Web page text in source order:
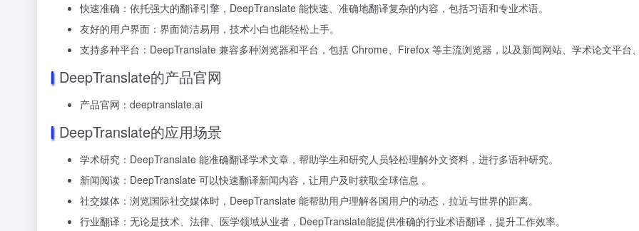
快速准确：依托强大的翻译引擎，DeepTranslate 能快速、准确地翻译复杂的内容，包括习语和专业术语。
友好的用户界面：界面简洁易用，技术小白也能轻松上手。
支持多种平台：DeepTranslate 兼容多种浏览器和平台，包括 Chrome、Firefox 等主流浏览器，以及新闻网站、学术论文平台
DeepTranslate的产品官网
产品官网：deeptranslate.ai
DeepTranslate的应用场景
学术研究：DeepTranslate 能准确翻译学术文章，帮助学生和研究人员轻松理解外文资料，进行多语种研究。
新闻阅读：DeepTranslate 可以快速翻译新闻内容，让用户及时获取全球信息 。
社交媒体：浏览国际社交媒体时，DeepTranslate 能帮助用户理解各国用户的动态，拉近与世界的距离。
行业翻译：无论是技术、法律、医学领域从业者，DeepTranslate能提供准确的行业术语翻译，提升工作效率。